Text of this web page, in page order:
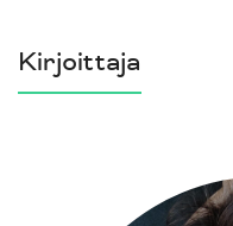
Kirjoittaja